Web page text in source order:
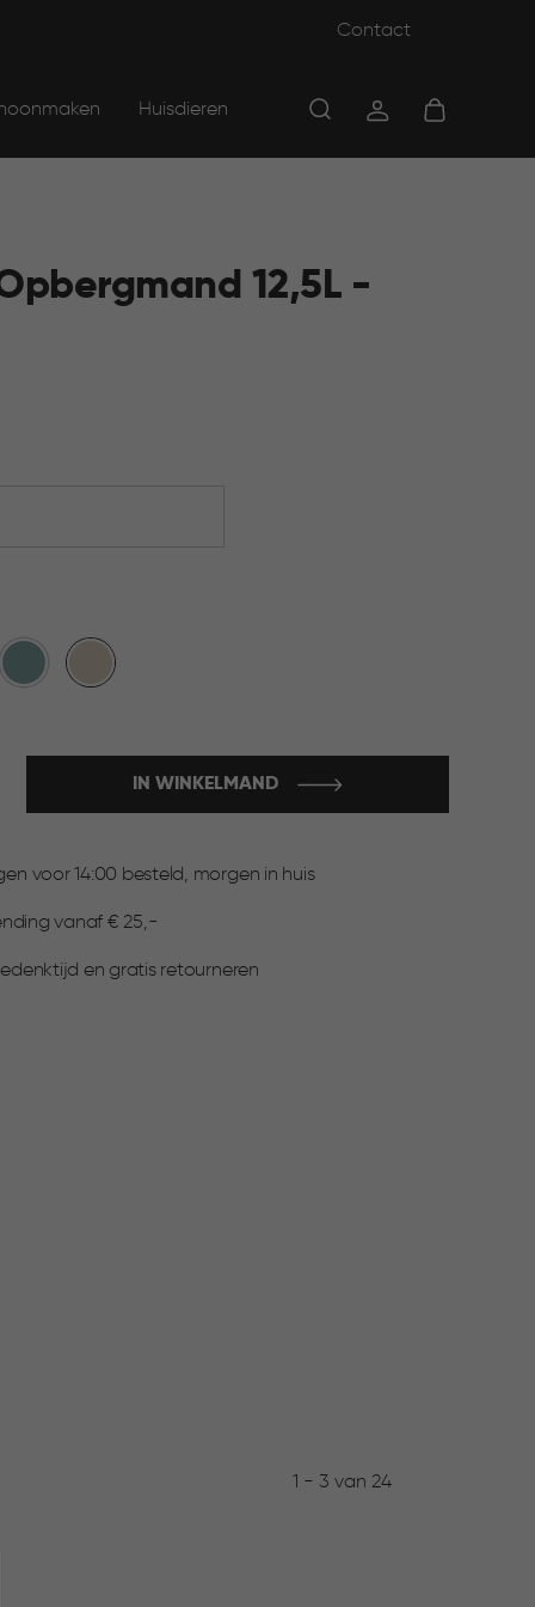
Contact
Huisdieren
12,5L -
Blauw Beige
IN WINKELMAND
voor 14:00 besteld, morgen in huis
vanaf € 25,-
en gratis retourneren
1 - 3 van 24